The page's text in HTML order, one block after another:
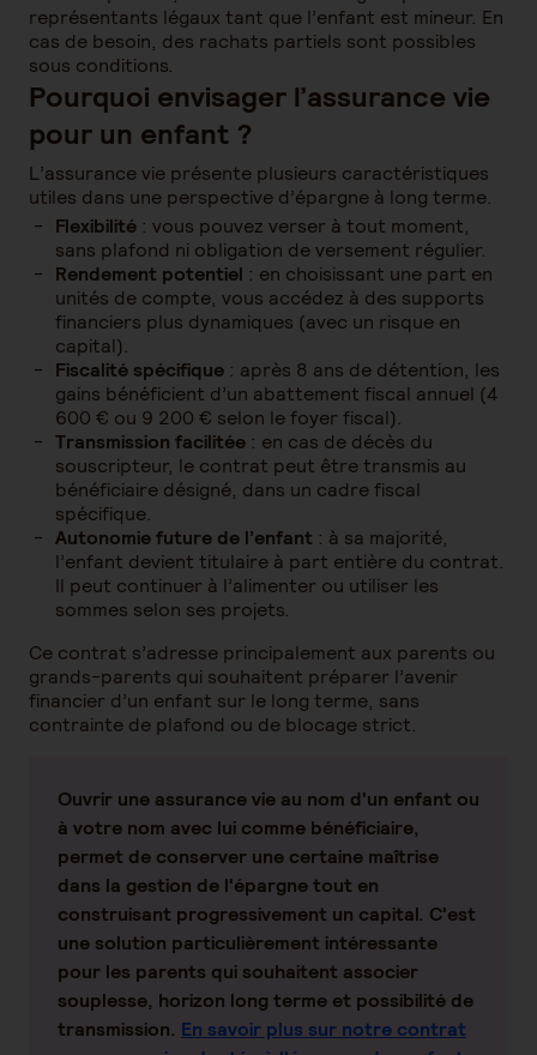
représentants légaux tant que l’enfant est mineur. En
cas de besoin, des rachats partiels sont possibles
sous conditions.
Pourquoi envisager l’assurance vie
pour un enfant ?
L’assurance vie présente plusieurs caractéristiques
utiles dans une perspective d’épargne à long terme.
Flexibilité : vous pouvez verser à tout moment,
sans plafond ni obligation de versement régulier.
Rendement potentiel : en choisissant une part en
unités de compte, vous accédez à des supports
financiers plus dynamiques (avec un risque en
capital).
Fiscalité spécifique : après 8 ans de détention, les
gains bénéficient d’un abattement fiscal annuel (4
600 € ou 9 200 € selon le foyer fiscal).
Transmission facilitée : en cas de décès du
souscripteur, le contrat peut être transmis au
bénéficiaire désigné, dans un cadre fiscal
spécifique.
Autonomie future de l’enfant : à sa majorité,
l’enfant devient titulaire à part entière du contrat.
Il peut continuer à l’alimenter ou utiliser les
sommes selon ses projets.
Ce contrat s’adresse principalement aux parents ou
grands-parents qui souhaitent préparer l’avenir
financier d’un enfant sur le long terme, sans
contrainte de plafond ou de blocage strict.
Ouvrir une assurance vie au nom d'un enfant ou
à votre nom avec lui comme bénéficiaire,
permet de conserver une certaine maîtrise
dans la gestion de l'épargnetout en
construisant progressivement un capital. C'est
une solution particulièrement intéressante
pour les parents qui souhaitent associer
souplesse, horizon long terme et possibilité de
transmission. En savoir plus sur notre contrat